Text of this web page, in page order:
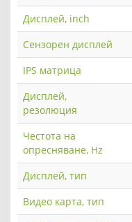
Дисплей, inch
Сензорен дисплей
IPS матрица
Дисплей,
резолюция
Честота на
опресняване, Hz
Дисплей, тип
Видео карта, тип